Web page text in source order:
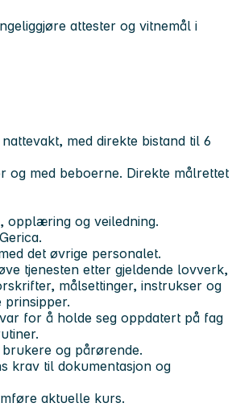
attester og vitnemål i
med direkte bistand til 6
og med beboerne. Direkte målrettet
opplæring og veiledning.
det øvrige personalet.
tjenesten etter gjeldende lovverk,
målsettinger, instrukser og
prinsipper.
for å holde seg oppdatert på fag
brukere og pårørende.
krav til dokumentasjon og
aktuelle kurs.